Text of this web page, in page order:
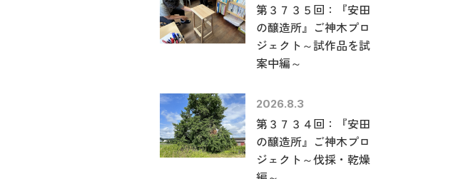
第３７３５回：『安田
の醸造所』ご神木プロ
ジェクト～試作品を試
案中編～
2026.8.3
第３７３４回：『安田
の醸造所』ご神木プロ
ジェクト～伐採・乾燥